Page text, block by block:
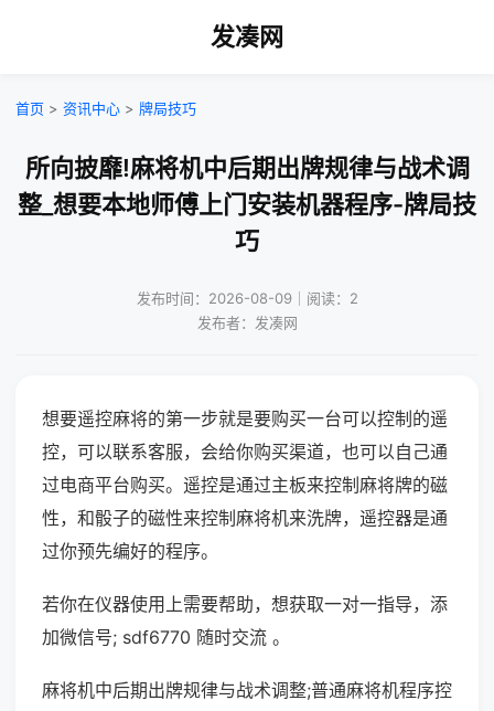
发凑网
首页 > 资讯中心 > 牌局技巧
所向披靡!麻将机中后期出牌规律与战术调
整_想要本地师傅上门安装机器程序-牌局技
巧
发布时间：2026-08-09｜阅读：2
发布者：发凑网
想要遥控麻将的第一步就是要购买一台可以控制的遥
控，可以联系客服，会给你购买渠道，也可以自己通
过电商平台购买。遥控是通过主板来控制麻将牌的磁
性，和骰子的磁性来控制麻将机来洗牌，遥控器是通
过你预先编好的程序。
若你在仪器使用上需要帮助，想获取一对一指导，添
加微信号; sdf6770 随时交流 。
麻将机中后期出牌规律与战术调整;普通麻将机程序控